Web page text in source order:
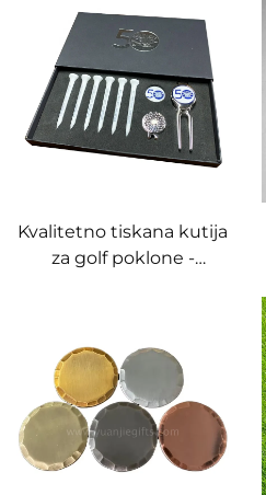
Kvalitetno tiskana kutija
za golf poklone -
markeri za loptu